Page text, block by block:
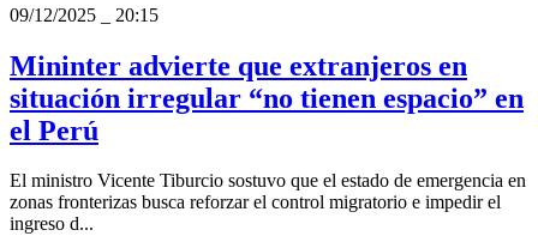
09/12/2025
20:15
Mininter advierte que extranjeros en
situación irregular “no tienen espacio” en
el Perú
El ministro Vicente Tiburcio sostuvo que el estado de emergencia en
zonas fronterizas busca reforzar el control migratorio e impedir el
ingreso d...